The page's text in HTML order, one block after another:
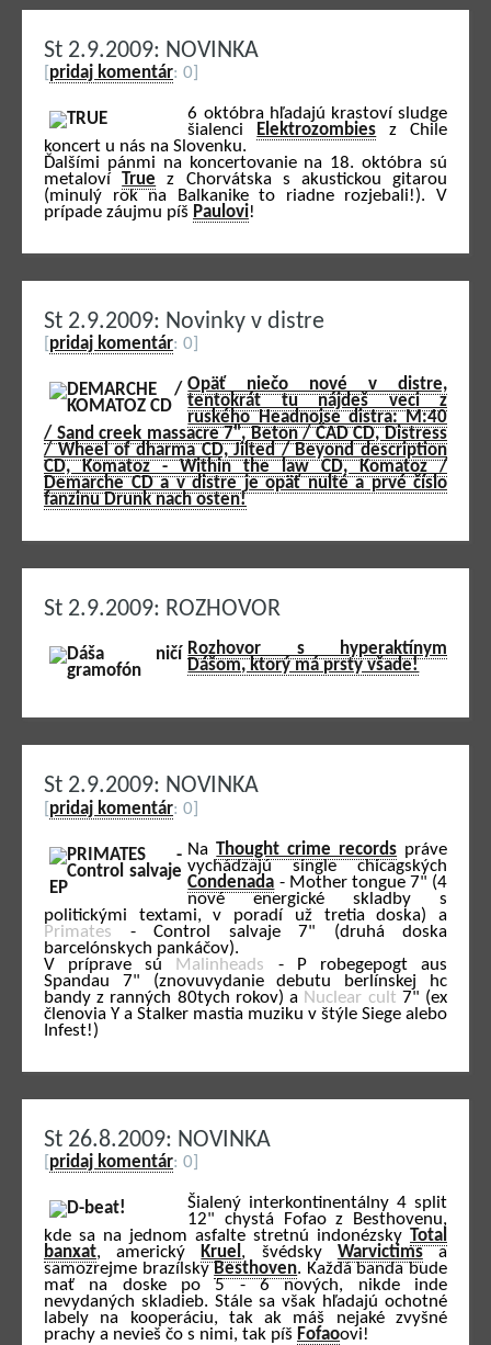
St 2.9.2009: NOVINKA
pridaj komentár: 0]
6 októbra hľadajú krastoví sludge
šialenci
Elektrozombies z Chile
koncert u nás na Slovenku.
Ďalšími pánmi na koncertovanie na 18. októbra sú
metalovíTrue z Chorvátska s akustickou gitarou
(minulý rok na Balkanike to riadne rozjebali!). V
prípade záujmu píš Paulovi!
St 2.9.2009: Novinky v distre
pridaj komentár: 0]
Opäť niečo nové v distre,
tentokrát tu nájdeš veci z
ruského Headnoise distra: M:40
/ Sand creek massacre 7", Beton / ČAD CD, Distress
/ Wheel of dharma CD, Jilted / Beyond description
CD, Komatoz - Within the law CD, Komatoz /
Demarche CD a v distre je opäť nulté a prvé číslo
fanzinu Drunk nach osten!
St 2.9.2009: ROZHOVOR
Rozhovor s hyperaktínym
Dášom, ktorý má prsty všade!
St 2.9.2009: NOVINKA
pridaj komentár: 0]
NaThought crime records práve
vychádzajú single chicagských
Condenada - Mother tongue 7" (4
nové energické skladby s
politickými textami, v poradí už tretia doska) a
Primates - Control salvaje 7" (druhá doska
barcelónskych pankáčov).
V príprave sú
Malinheads - P robegepogt aus
Spandau 7" (znovuvydanie debutu berlínskej hc
bandy z ranných 80tych rokov) a Nuclear cult 7" (ex
členovia Y a Stalker mastia muziku v štýle Siege alebo
Infest!)
St 26.8.2009: NOVINKA
pridaj komentár: 0]
Šialený interkontinentálny 4 split
12" chystá Fofao z Besthovenu,
kde sa na jednom asfalte stretnú indonézsky Total
banxat, americký Kruel , švédsky Warvictimsa
samozrejme brazílskyBesthoven. Každá banda bude
mať na doske po 5 - 6 nových, nikde inde
nevydaných skladieb. Stále sa však hľadajú ochotné
labely na kooperáciu, tak ak máš nejaké zvyšné
prachy a nevieš čo s nimi, tak píš Fofaoovi!